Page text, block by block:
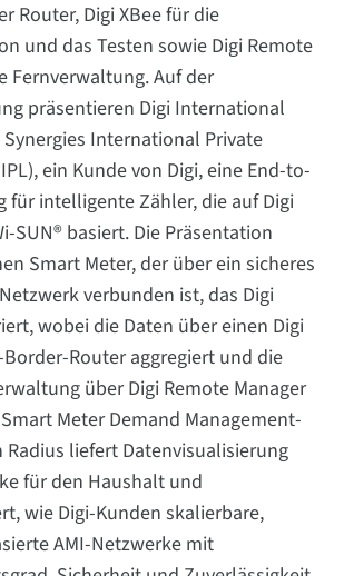
Router, Digi XBee für die
und das Testen sowie Digi Remote
Fernverwaltung. Auf der
präsentieren Digi International
International Private
ein Kunde von Digi, eine End-to-
für intelligente Zähler, die auf Digi
SUN® basiert. Die Präsentation
Smart Meter, der über ein sicheres
verbunden ist, das Digi
wobei die Daten über einen Digi
Border-Router aggregiert und die
über Digi Remote Manager
Meter Demand Management-
Radius liefert Datenvisualisierung
für den Haushalt und
wie Digi-Kunden skalierbare,
AMI-Netzwerke mit